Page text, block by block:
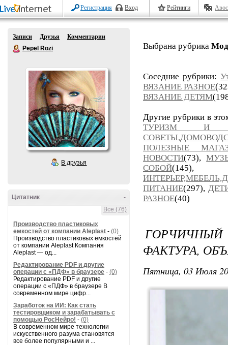
Регистрация Вход Рейтинги
Записи Друзья
Комментарии
Pepel Rozi
В друзья
-
Цитатник
Все (76)
Производство пластиковых
емкостей от компании Aleplast - (0)
Производство пластиковых емкостей
от компании Aleplast Компания
Aleplast — од...
Редактирование PDF и другие
операции с «ПДФ» в браузере - (0)
Редактирование PDF и другие
операции с «ПДФ» в браузере В
современном мире цифр...
Заработок на ИИ: Как стать
тестировщиком и зарабатывать с
помощью РосНейро! - (0)
В современном мире технологии
искусственного разума становятся
все более популярными и ...
Выбрана рубрика
Соседние рубрики:
ВЯЗАНИЕ РАЗНОЕ
ВЯЗАНИЕ ДЕТЯМ
Другие рубрики в
ТУРИЗМ И
ПОЛЕЗНЫЕ
НОВОСТИ(73),
СОБОЙ
ПИТАНИЕ(297),
РАЗНОЕ(40)
ГОРЧИЧНЫЙ
ФАКТУРА,
Пятница, 03 Июля